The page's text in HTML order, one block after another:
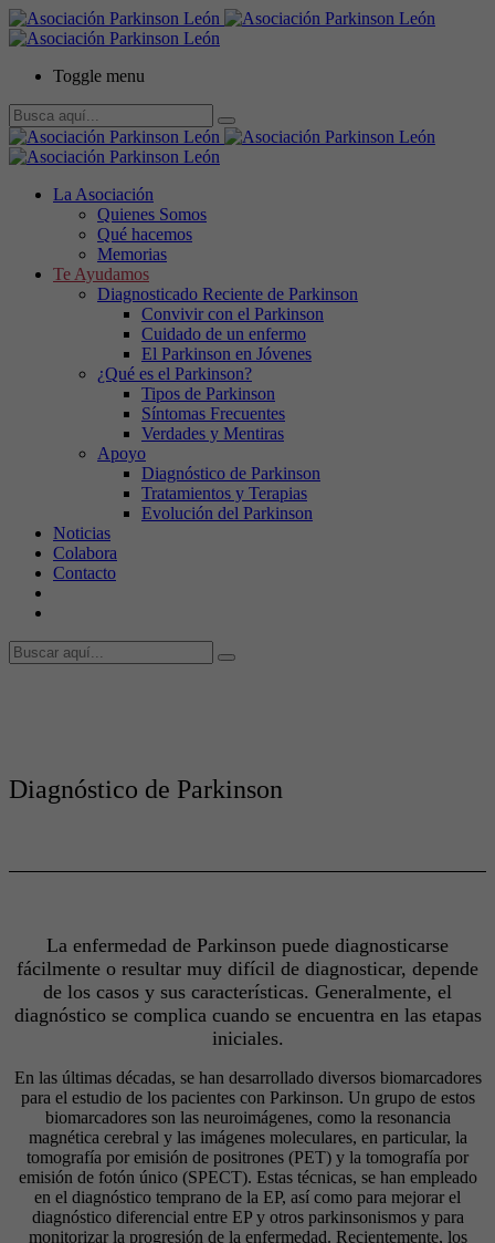
Toggle menu
La Asociación
Quienes Somos
Qué hacemos
Memorias
Te Ayudamos
Diagnosticado Reciente de Parkinson
Convivir con el Parkinson
Cuidado de un enfermo
El Parkinson en Jóvenes
¿Qué es el Parkinson?
Tipos de Parkinson
Síntomas Frecuentes
Verdades y Mentiras
Apoyo
Diagnóstico de Parkinson
Tratamientos y Terapias
Evolución del Parkinson
Noticias
Colabora
Contacto
Diagnóstico de Parkinson
La enfermedad de Parkinson puede diagnosticarse
fácilmente o resultar muy difícil de diagnosticar, depende
de los casos y sus características. Generalmente, el
diagnóstico se complica cuando se encuentra en las etapas
iniciales.
En las últimas décadas, se han desarrollado diversos biomarcadores
para el estudio de los pacientes con Parkinson. Un grupo de estos
biomarcadores son las neuroimágenes, como la resonancia
magnética cerebral y las imágenes moleculares, en particular, la
tomografía por emisión de positrones (PET) y la tomografía por
emisión de fotón único (SPECT). Estas técnicas, se han empleado
en el diagnóstico temprano de la EP, así como para mejorar el
diagnóstico diferencial entre EP y otros parkinsonismos y para
monitorizar la progresión de la enfermedad. Recientemente, los